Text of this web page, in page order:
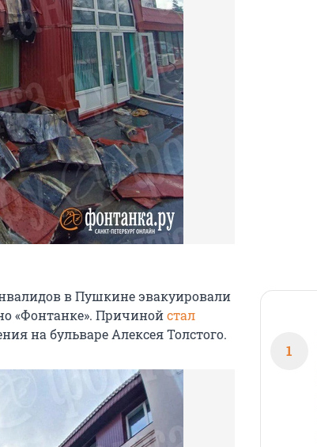
в Пушкине эвакуировали
«Фонтанке». Причинойстал
на бульваре Алексея Толстого.
1